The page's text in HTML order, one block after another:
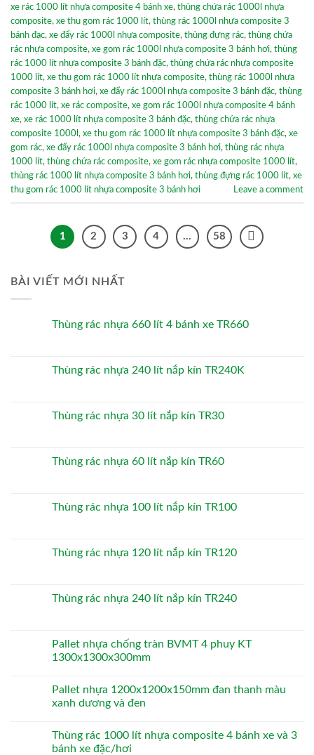
xe rác 1000 lít nhựa composite 4 bánh xe, thùng chứa rác 1000l nhựa
composite, xe thu gom rác 1000 lít, thùng rác 1000l nhựa composite 3
bánh đạc, xe đẩy rác 1000l nhựa composite, thùng đựng rác, thùng chứa
rác nhựa composite, xe gom rác 1000l nhựa composite 3 bánh hơi, thùng
rác 1000 lít nhựa composite 3 bánh đặc, thùng chứa rác nhựa composite
1000 lít, xe thu gom rác 1000 lít nhựa composite, thùng rác 1000l nhựa
composite 3 bánh hơi, xe đẩy rác 1000l nhựa composite 3 bánh đặc, thùng
rác 1000 lít, xe rác composite, xe gom rác 1000l nhựa composite 4 bánh
xe, xe rác 1000 lít nhựa composite 3 bánh đặc, thùng chứa rác nhựa
composite 1000l , xe thu gom rác 1000 lít nhựa composite 3 bánh đặc, xe
gom rác, xe đẩy rác 1000l nhựa composite 3 bánh hơi, thùng rác nhựa
1000 lít, thùng chứa rác composite, xe gom rác nhựa composite 1000 lít,
thùng rác 1000 lít nhựa composite 3 bánh hơi, thùng đựng rác 1000 lít, xe
thu gom rác 1000 lít nhựa composite 3 bánh hơi
Leave a comment
1 2 3 4 … 58
BÀI VIẾT MỚI NHẤT
Thùng rác nhựa 660 lít 4 bánh xe TR660
Thùng rác nhựa 240 lít nắp kín TR240K
Thùng rác nhựa 30 lít nắp kín TR30
Thùng rác nhựa 60 lít nắp kín TR60
Thùng rác nhựa 100 lít nắp kín TR100
Thùng rác nhựa 120 lít nắp kín TR120
Thùng rác nhựa 240 lít nắp kín TR240
Pallet nhựa chống tràn BVMT 4 phuy KT
1300x1300x300mm
Pallet nhựa 1200x1200x150mm đan thanh màu
xanh dương và đen
Thùng rác 1000 lít nhựa composite 4 bánh xe và 3
bánh xe đặc/hơi